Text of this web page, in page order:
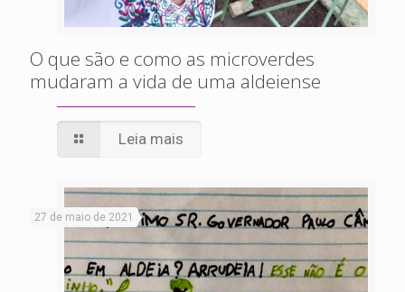
O que são e como as microverdes
mudaram a vida de uma aldeiense
Leia mais
27 de maio de 2021